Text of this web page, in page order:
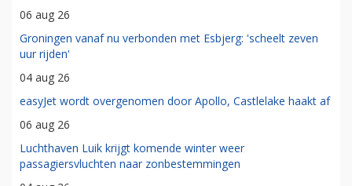
06 aug 26
Groningen vanaf nu verbonden met Esbjerg: 'scheelt zeven
uur rijden'
04 aug 26
easyJet wordt overgenomen door Apollo, Castlelake haakt af
06 aug 26
Luchthaven Luik krijgt komende winter weer
passagiersvluchten naar zonbestemmingen